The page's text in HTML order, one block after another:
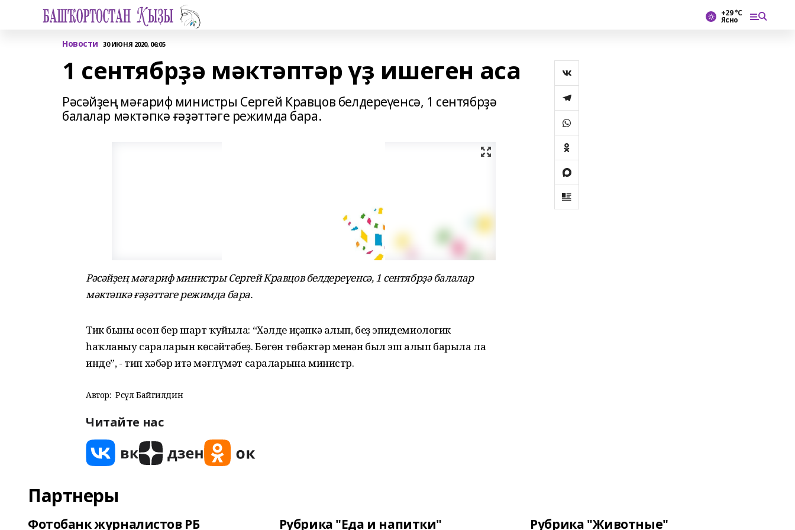
+29 °С
Ясно
Новости 30 ИЮНЯ 2020, 06:05
1 сентябрҙә мәктәптәр үҙ ишеген аса
Рәсәйҙең мәғариф министры Сергей Кравцов белдереүенсә, 1 сентябрҙә
балалар мәктәпкә ғәҙәттәге режимда бара.
Рәсәйҙең мәғариф министры Сергей Кравцов белдереүенсә, 1 сентябрҙә балалар
мәктәпкә ғәҙәттәге режимда бара.
Тик бының өсөн бер шарт ҡуйыла: “Хәлде иҫәпкә алып, беҙ эпидемиологик
һаҡланыу сараларын көсәйтәбеҙ. Бөгөн төбәктәр менән был эш алып барыла ла
инде”, - тип хәбәр итә мәғлүмәт сараларына министр.
Автор: Рәсүл Байгилдин
Читайте нас
Партнеры
Фотобанк журналистов РБ Рубрика "Еда и напитки" Рубрика "Животные"